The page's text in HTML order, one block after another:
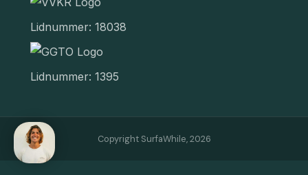
Lidnummer: 18038
Lidnummer: 1395
Copyright SurfaWhile,2026